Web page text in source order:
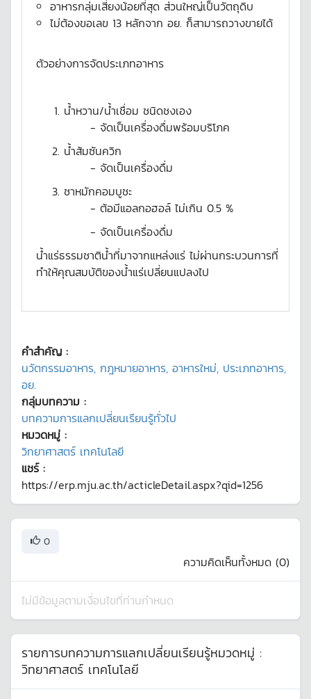
อาหารกลุ่มเสี่ยงน้อยที่สุด ส่วนใหญ่เป็นวัตถุดิบ
ไม่ต้องขอเลข 13 หลักจาก อย. ก็สามารถวางขายได้
ตัวอย่างการจัดประเภทอาหาร
น้ำหวาน/น้ำเชื่อม ชนิดชงเอง
- จัดเป็นเครื่องดื่มพร้อมบริโภค
น้ำส้มซันควิก
- จัดเป็นเครื่องดื่ม
ชาหมักคอมบูชะ
- ต้อมีแอลกอฮอล์ ไม่เกิน 0.5 %
- จัดเป็นเครื่องดื่ม
น้ำแร่ธรรมชาติน้ำที่มาจากแหล่งแร่ ไม่ผ่านกระบวนการที่
ทำให้คุณสมบัติของน้ำแร่เปลี่ยนแปลงไป
คำสำคัญ :
นวัตกรรมอาหาร, กฎหมายอาหาร, อาหารใหม่, ประเภทอาหาร,
อย.
กลุ่มบทความ :
บทความการแลกเปลี่ยนเรียนรู้ทั่วไป
หมวดหมู่ :
วิทยาศาสตร์ เทคโนโลยี
แชร์ :
https://erp.mju.ac.th/acticleDetail.aspx?qid=1256
0
ความคิดเห็นทั้งหมด (0)
ไม่มีข้อมูลตามเงื่อนไขที่ท่านกำหนด
รายการบทความการแลกเปลี่ยนเรียนรู้หมวดหมู่ :
วิทยาศาสตร์ เทคโนโลยี